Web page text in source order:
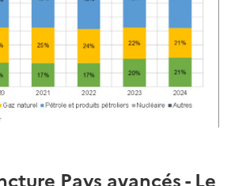
Pays avancés - Le